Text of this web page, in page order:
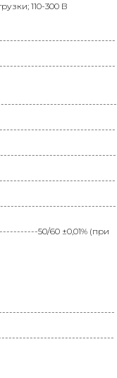
110-300 В
50/60 ±0,01% (при